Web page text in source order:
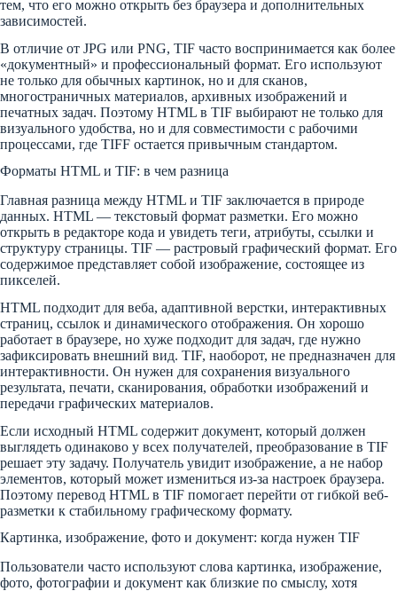
тем, что его можно открыть без браузера и дополнительных
зависимостей.
В отличие от JPG или PNG, TIF часто воспринимается как более
«документный» и профессиональный формат. Его используют
не только для обычных картинок, но и для сканов,
многостраничных материалов, архивных изображений и
печатных задач. Поэтому HTML в TIF выбирают не только для
визуального удобства, но и для совместимости с рабочими
процессами, где TIFF остается привычным стандартом.
Форматы HTML и TIF: в чем разница
Главная разница между HTML и TIF заключается в природе
данных. HTML — текстовый формат разметки. Его можно
открыть в редакторе кода и увидеть теги, атрибуты, ссылки и
структуру страницы. TIF — растровый графический формат. Его
содержимое представляет собой изображение, состоящее из
пикселей.
HTML подходит для веба, адаптивной верстки, интерактивных
страниц, ссылок и динамического отображения. Он хорошо
работает в браузере, но хуже подходит для задач, где нужно
зафиксировать внешний вид. TIF, наоборот, не предназначен для
интерактивности. Он нужен для сохранения визуального
результата, печати, сканирования, обработки изображений и
передачи графических материалов.
Если исходный HTML содержит документ, который должен
выглядеть одинаково у всех получателей, преобразование в TIF
решает эту задачу. Получатель увидит изображение, а не набор
элементов, который может измениться из-за настроек браузера.
Поэтому перевод HTML в TIF помогает перейти от гибкой веб-
разметки к стабильному графическому формату.
Картинка, изображение, фото и документ: когда нужен TIF
Пользователи часто используют слова картинка, изображение,
фото, фотографии и документ как близкие по смыслу, хотя